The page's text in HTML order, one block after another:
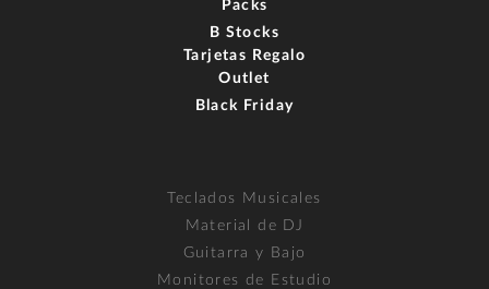
Packs
B Stocks
Tarjetas Regalo
Outlet
Black Friday
Teclados Musicales
Material de DJ
Guitarra y Bajo
Monitores de Estudio